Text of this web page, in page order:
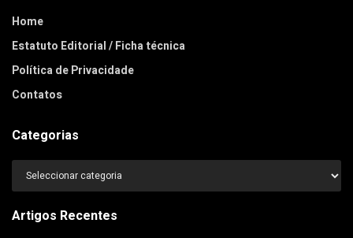
Home
Estatuto Editorial / Ficha técnica
Política de Privacidade
Contatos
Categorias
Categorias
Artigos Recentes